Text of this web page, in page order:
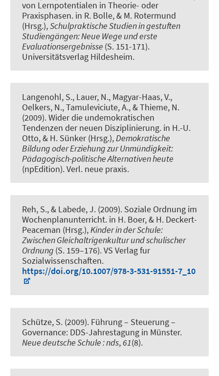
von Lernpotentialen in Theorie- oder
Praxisphasen. in R. Bolle, & M. Rotermund
(Hrsg.),Schulpraktische Studien in gestuften
Studiengängen: Neue Wege und erste
Evaluationsergebnisse (S. 151-171).
Universitätsverlag Hildesheim.
Langenohl, S., Lauer, N., Magyar-Haas, V.,
Oelkers, N., Tamuleviciute, A., & Thieme, N.
(2009).Wider die undemokratischen
Tendenzen der neuen Disziplinierung. in H.-U.
Otto, & H. Sünker (Hrsg.),Demokratische
Bildung oder Erziehung zur Unmündigkeit:
Pädagogisch-politische Alternativen heute
(npEdition). Verl. neue praxis.
Reh, S., & Labede, J. (2009). Soziale Ordnung im
Wochenplanunterricht. in H. Boer, & H. Deckert-
Peaceman (Hrsg.),Kinder in der Schule:
Zwischen Gleichaltrigenkultur und schulischer
Ordnung (S. 159–176). VS Verlag fur
Sozialwissenschaften.
https://doi.org/10.1007/978-3-531-91551-7_10
Schütze, S. (2009). Führung – Steuerung –
Governance: DDS-Jahrestagung in Münster.
Neue deutsche Schule : nds, 61(8).